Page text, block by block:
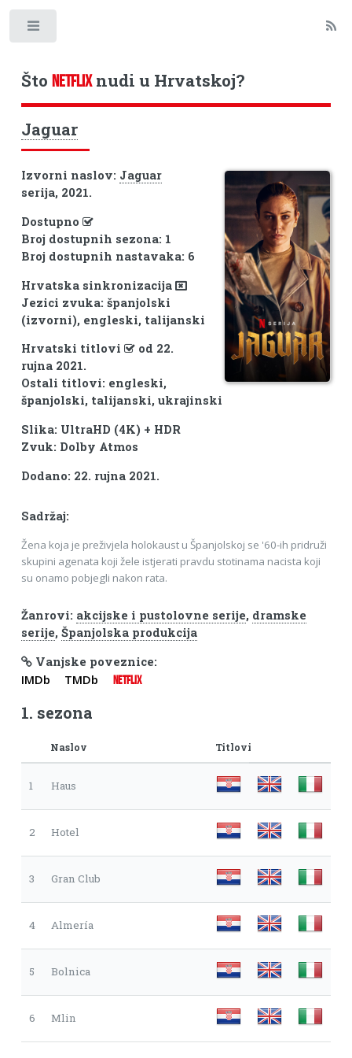
Što NETFLIXnudi u Hrvatskoj?
Jaguar
Izvorni naslov: Jaguar
serija, 2021.
Dostupno
Broj dostupnih sezona: 1
Broj dostupnih nastavaka: 6
Hrvatska sinkronizacija
Jezici zvuka: španjolski
(izvorni), engleski, talijanski
Hrvatski titlovi
od 22.
rujna 2021.
Ostali titlovi: engleski,
španjolski, talijanski, ukrajinski
Slika: UltraHD (4K) + HDR
Zvuk: Dolby Atmos
Dodano: 22. rujna 2021.
Sadržaj:
Žena koja je preživjela holokaust u Španjolskoj se '60-ih pridruži
skupini agenata koji žele istjerati pravdu stotinama nacista koji
su onamo pobjegli nakon rata.
Žanrovi: akcijske i pustolovne serije, dramske
serije, Španjolska produkcija
Vanjske poveznice:
IMDb TMDb NETFLIX
1. sezona
Naslov Titlovi
1 Haus
2 Hotel
3 Gran Club
4 Almería
5 Bolnica
6 Mlin